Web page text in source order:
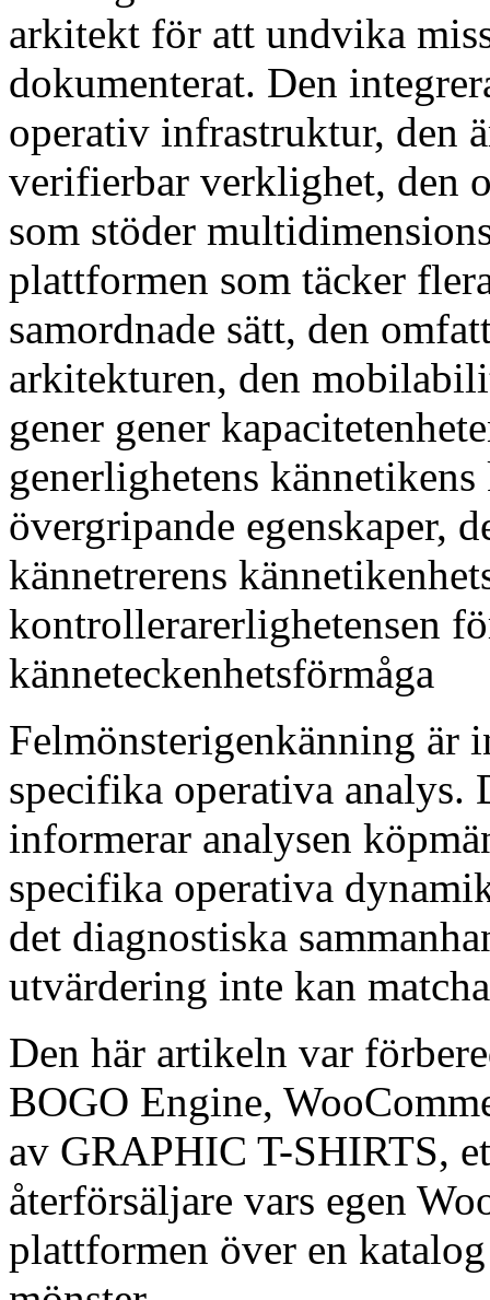
arkitekt för att undvika
dokumenterat. Den
operativ infrastruktur, den
verifierbar verklighet, den
som stöder
plattformen som täcker
samordnade sätt, den
arkitekturen, den
gener gener
generlighetens
övergripande egenskaper,
kännetrerens
kontrollerarerlighetensen
känneteckenhetsförmåga
Felmönsterigenkänning är
specifika operativa analys.
informerar analysen
specifika operativa
det diagnostiska
utvärdering inte kan
Den här artikeln var
BOGO Engine,
av GRAPHIC T-SHIRTS,
återförsäljare vars egen
plattformen över en